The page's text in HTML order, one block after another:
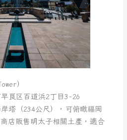
）
良区百道浜2丁目3-26
塔（234公尺），可俯瞰福岡
店販售明太子相關土產，適合